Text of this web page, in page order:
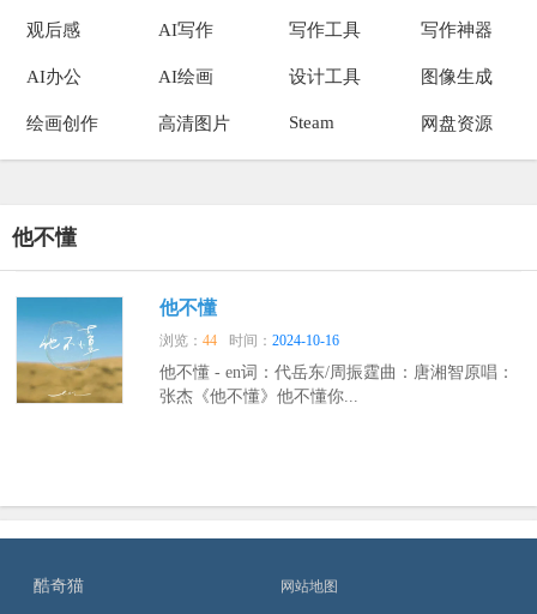
观后感 AI写作 写作工具 写作神器
AI办公 AI绘画 设计工具 图像生成
绘画创作 高清图片 Steam 网盘资源
他不懂
他不懂
浏览：44 时间：2024-10-16
他不懂 - en词：代岳东/周振霆曲：唐湘智原唱：
张杰《他不懂》他不懂你...
酷奇猫 网站地图